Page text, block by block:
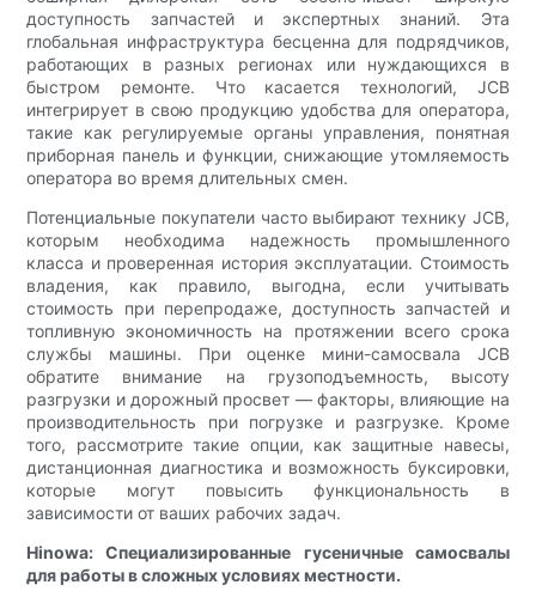
доступность запчастей и экспертных знаний. Эта
глобальная инфраструктура бесценна для подрядчиков,
работающих в разных регионах или нуждающихся в
быстром ремонте. Что касается технологий, JCB
интегрирует в свою продукцию удобства для оператора,
такие как регулируемые органы управления, понятная
приборная панель и функции, снижающие утомляемость
оператора во время длительных смен.
Потенциальные покупатели часто выбирают технику JCB,
которым необходима надежность промышленного
класса и проверенная история эксплуатации. Стоимость
владения, как правило, выгодна, если учитывать
стоимость при перепродаже, доступность запчастей и
топливную экономичность на протяжении всего срока
службы машины. При оценке мини-самосвала JCB
обратите внимание на грузоподъемность, высоту
разгрузки и дорожный просвет — факторы, влияющие на
производительность при погрузке и разгрузке. Кроме
того, рассмотрите такие опции, как защитные навесы,
дистанционная диагностика и возможность буксировки,
которые могут повысить функциональность в
зависимости от ваших рабочих задач.
Hinowa: Специализированные гусеничные самосвалы
для работы в сложных условиях местности.